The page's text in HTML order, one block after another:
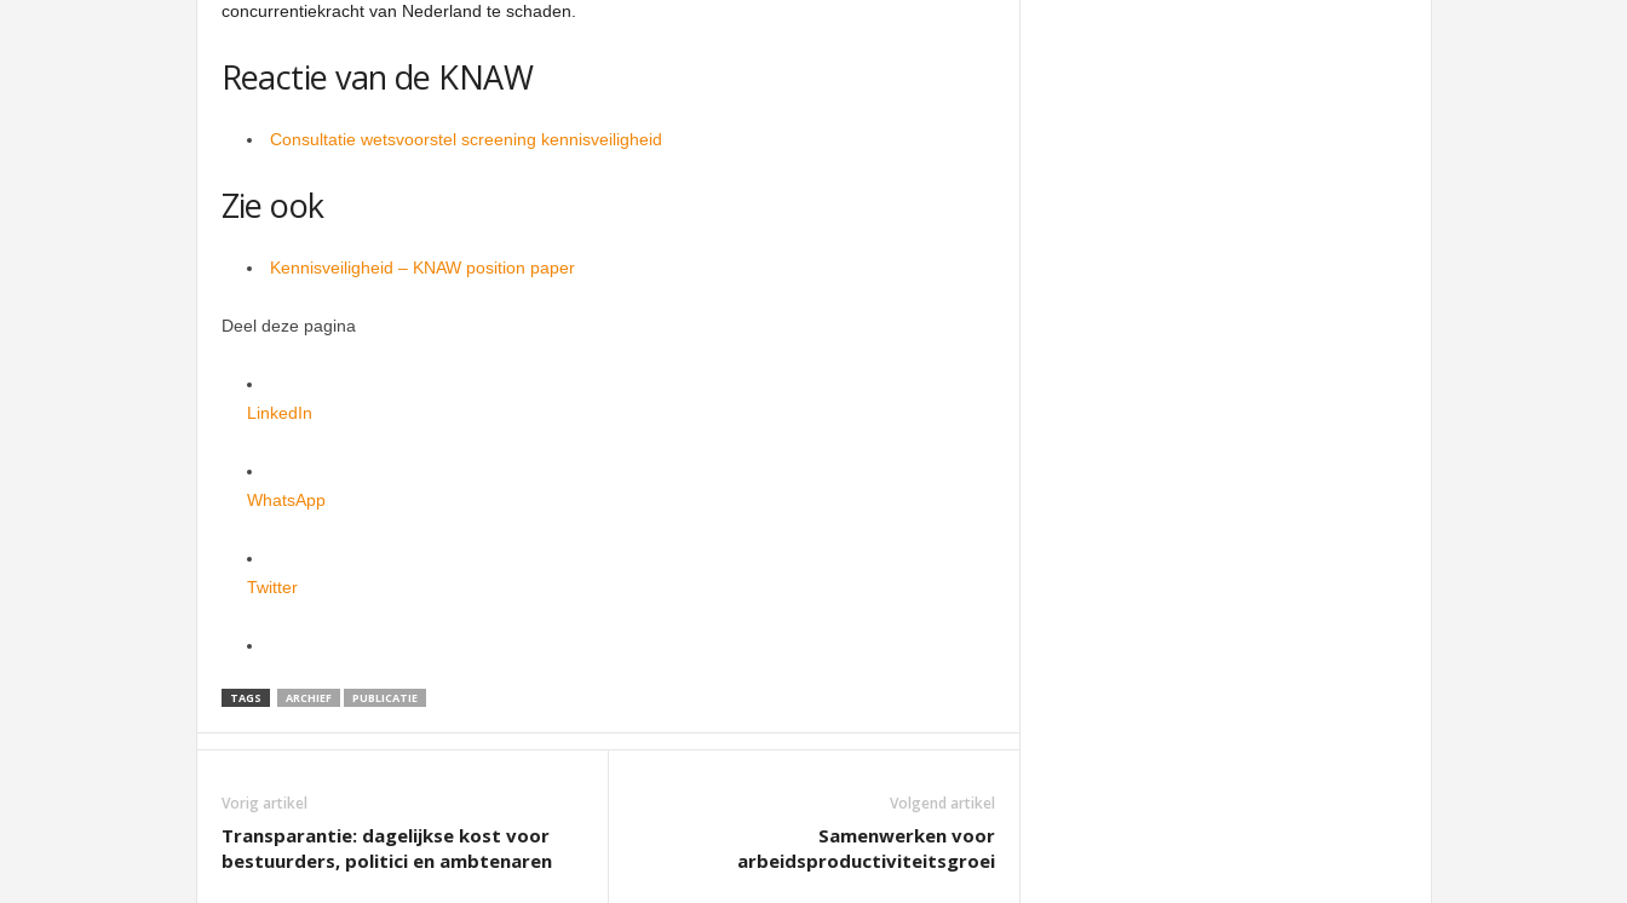
concurrentiekracht van Nederland te schaden.
Reactie van de KNAW
Consultatie wetsvoorstel screening kennisveiligheid
Zie ook
Kennisveiligheid – KNAW position paper
Deel deze pagina
LinkedIn
WhatsApp
Twitter
TAGS ARCHIEF PUBLICATIE
Vorig artikel
Transparantie: dagelijkse kost voor
bestuurders, politici en ambtenaren
Volgend artikel
Samenwerken voor
arbeidsproductiviteitsgroei